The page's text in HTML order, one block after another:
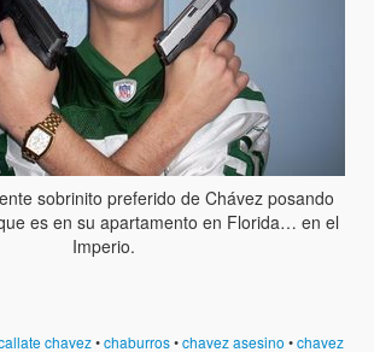
sobrinito preferido de Chávez posando
es en su apartamento en Florida… en el
Imperio.
chavez•chaburros•chavez asesino •chavez